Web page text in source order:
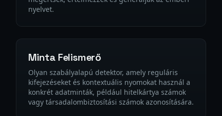
nyelvet.
Minta Felismerő
Olyan szabályalapú detektor, amely reguláris
kifejezéseket és kontextuális nyomokat használ a
konkrét adatminták, például hitelkártya számok
vagy társadalombiztosítási számok azonosítására.